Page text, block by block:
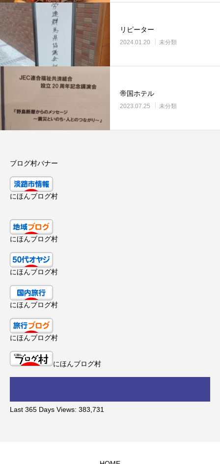
リピーター
2024.01.20 未分類
帝国ホテル
2023.07.25 未分類
ブログ村バナー
にほんブログ村
にほんブログ村
にほんブログ村
にほんブログ村
にほんブログ村
にほんブログ村
Last 365 Days Views: 383,731